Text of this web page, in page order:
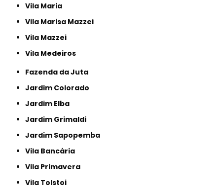
Vila Maria
Vila Marisa Mazzei
Vila Mazzei
Vila Medeiros
Fazenda da Juta
Jardim Colorado
Jardim Elba
Jardim Grimaldi
Jardim Sapopemba
Vila Bancária
Vila Primavera
Vila Tolstoi